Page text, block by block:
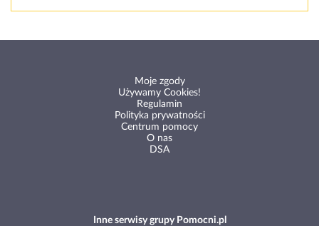
Moje zgody
Używamy Cookies!
Regulamin
Polityka prywatności
Centrum pomocy
O nas
DSA
Inne serwisy grupy Pomocni.pl